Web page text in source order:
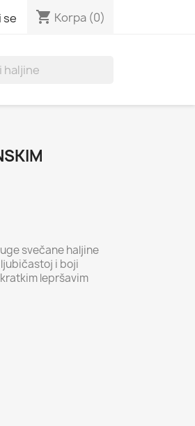
se shopping_cart Korpa (0)
svečane haljine
i boji
lepršavim